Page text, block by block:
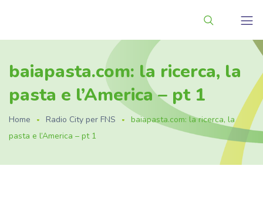
baiapasta.com: la ricerca, la
pasta e l’America – pt 1
Home Radio City per FNS
baiapasta.com: la ricerca, la
pasta e l’America – pt 1